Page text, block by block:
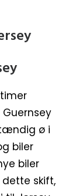
ø i
biler
biler
skift,